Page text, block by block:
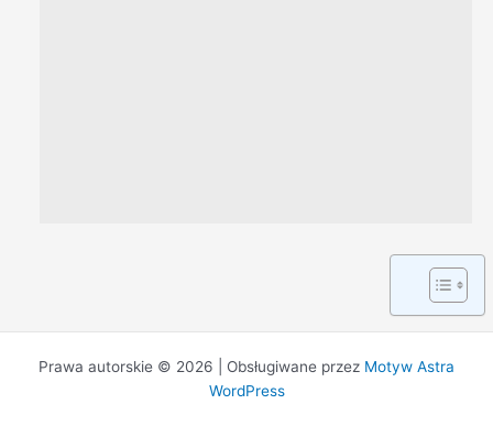
Prawa autorskie © 2026 | Obsługiwane przez Motyw Astra
WordPress